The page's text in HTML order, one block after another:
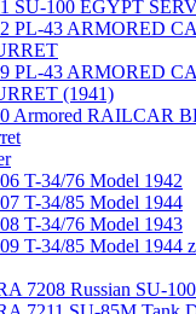
SU-100 EGYPT
PL-43 ARMORED
PL-43 ARMORED
(1941)
Armored RAILCAR
T-34/76 Model 1942
T-34/85 Model 1944
T-34/76 Model 1943
T-34/85 Model 1944
7208 Russian SU-